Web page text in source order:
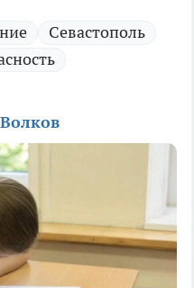
Севастополь